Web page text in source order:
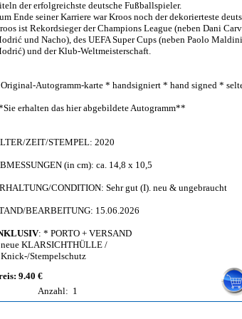
der erfolgreichste deutsche Fußballspieler.
Ende seiner Karriere war Kroos noch der dekorierteste
ist Rekordsieger der Champions League (neben Dani
und Nacho), des UEFA Super Cups (neben Paolo
und der Klub-Weltmeisterschaft.
Autogramm-karte * handsigniert * hand signed *
erhalten das hier abgebildete Autogramm**
ZEIT/STEMPEL: 2020
(in cm): ca. 14,8 x 10,5
CONDITION: Sehr gut (I). neu & ungebraucht
BEARBEITUNG: 15.06.2026
: * PORTO + VERSAND
KLARSICHTHÜLLE /
Stempelschutz
9.40 €
Anzahl: 1